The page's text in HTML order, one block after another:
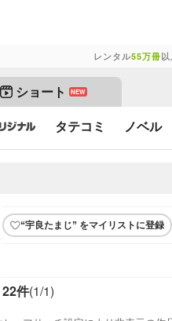
レンタル55万冊
ショート NEW
タテコミ ノベル
“宇良たまじ” をマイリストに登録
22件(1/1)